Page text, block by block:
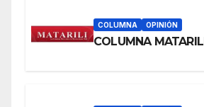
COLUMNA OPINIÓN
COLUMNA MATARILI